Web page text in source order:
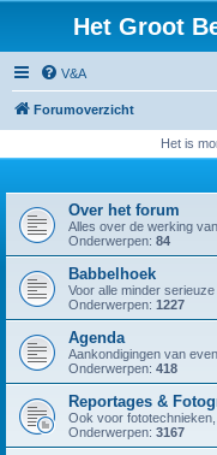
Het Groot
V&A
Forumoverzicht
Het is
Over het forum
Alles over de werking
Onderwerpen: 84
Babbelhoek
Voor alle minder
Onderwerpen: 1227
Agenda
Aankondigingen van
Onderwerpen: 418
Reportages &
Ook voor fototechnieken,
Onderwerpen: 3167